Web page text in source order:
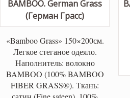
«Bamboo Grass» 150×200см.
Легкое стеганое одеяло.
Наполнитель: волокно
BAMBOO (100% BAMBOO
FIBER GRASS®). Ткань: